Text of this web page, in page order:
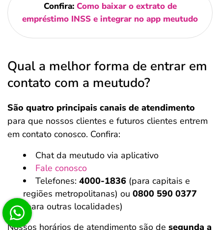
Confira: Como baixar o extrato de
empréstimo INSS e integrar no app meutudo
Qual a melhor forma de entrar em
contato com a meutudo?
São quatro principais canais de atendimento
para que nossos clientes e futuros clientes entrem
em contato conosco. Confira:
Chat da meutudo via aplicativo
Fale conosco
Telefones: 4000-1836 (para capitais e
regiões metropolitanas) ou 0800 590 0377
(para outras localidades)
Nossos horários de atendimento são de segunda a